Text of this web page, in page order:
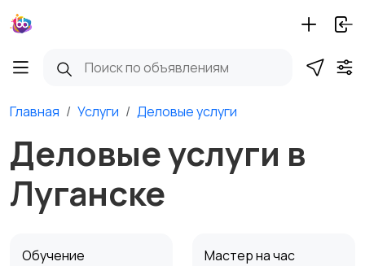
Главная Услуги Деловые услуги
Деловые услуги в
Луганске
Обучение Мастер на час